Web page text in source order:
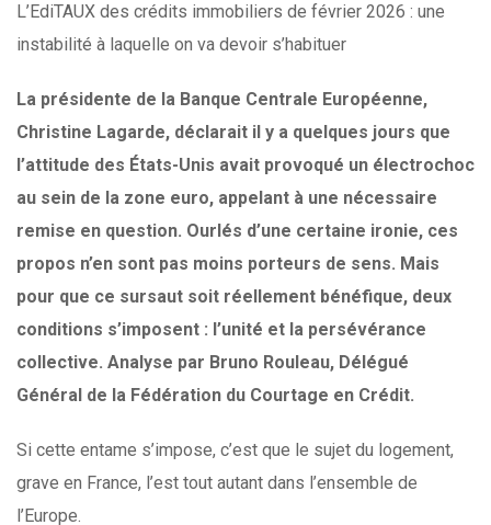
L’EdiTAUX des crédits immobiliers de février 2026 : une
instabilité à laquelle on va devoir s’habituer
La présidente de la Banque Centrale Européenne,
Christine Lagarde, déclarait il y a quelques jours que
l’attitude des États-Unis avait provoqué un électrochoc
au sein de la zone euro, appelant à une nécessaire
remise en question. Ourlés d’une certaine ironie, ces
propos n’en sont pas moins porteurs de sens. Mais
pour que ce sursaut soit réellement bénéfique, deux
conditions s’imposent : l’unité et la persévérance
collective. Analyse par Bruno Rouleau, Délégué
Général de la Fédération du Courtage en Crédit.
Si cette entame s’impose, c’est que le sujet du logement,
grave en France, l’est tout autant dans l’ensemble de
l’Europe.